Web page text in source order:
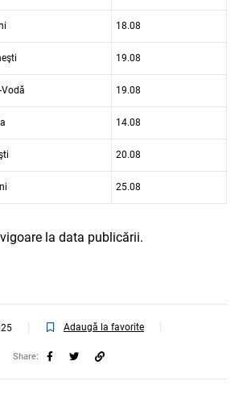
18.08
19.08
19.08
14.08
20.08
25.08
la data publicării.
Adaugă la favorite
Share: